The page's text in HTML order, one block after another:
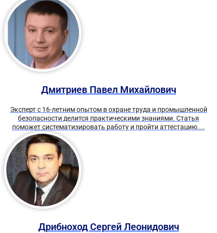
Дмитриев Павел Михайлович
Эксперт с 16-летним опытом в охране труда и промышленной
безопасности делится практическими знаниями. Статья
поможет систематизировать работу и пройти аттестацию....
Дрибноход Сергей Леонидович